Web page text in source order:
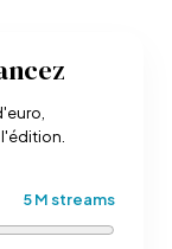
5 M streams